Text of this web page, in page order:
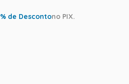
% de Descontono PIX.